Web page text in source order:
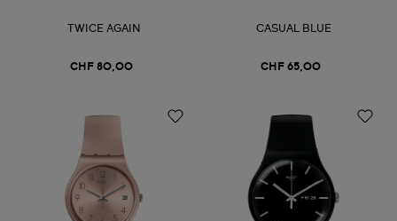
TWICE AGAIN
CHF 80,00
CASUAL BLUE
CHF 65,00